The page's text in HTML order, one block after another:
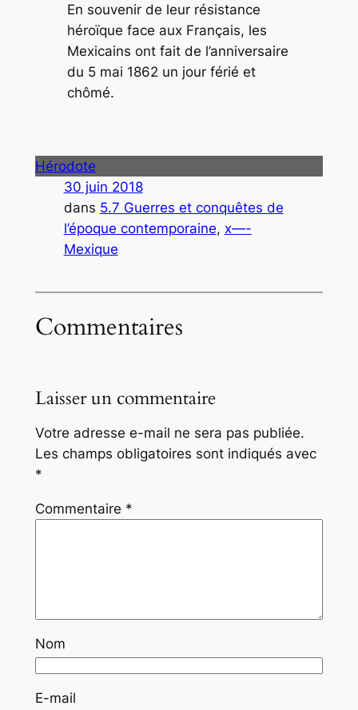
En souvenir de leur résistance
héroïque face aux Français, les
Mexicains ont fait de l’anniversaire
du 5 mai 1862 un jour férié et
chômé.
Hérodote
30 juin 2018
dans 5.7 Guerres et conquêtes de
l’époque contemporaine, x—-
Mexique
Commentaires
Laisser un commentaire
Votre adresse e-mail ne sera pas publiée.
Les champs obligatoires sont indiqués avec
*
Commentaire *
Nom
E-mail